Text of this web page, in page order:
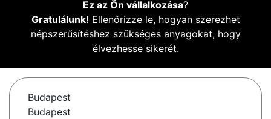
Ez az Ön vállalkozása?
Gratulálunk! Ellenőrizze le, hogyan szerezhet
népszerűsítéshez szükséges anyagokat, hogy
élvezhesse sikerét.
Budapest
Budapest